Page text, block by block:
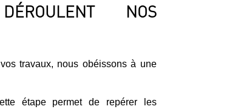
NOS
travaux, nous obéissons à une
étape permet de repérer les